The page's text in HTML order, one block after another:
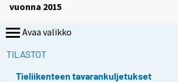
vuonna 2015
Avaa valikko
TILASTOT
Tieliikenteen tavarankuljetukset